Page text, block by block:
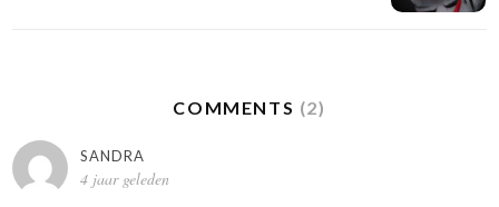
COMMENTS (2)
SANDRA
4 jaar geleden